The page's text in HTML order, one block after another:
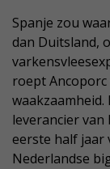
Spanje zou
dan Duitsland,
roept
leverancier
eerste half jaar
Nederlandse